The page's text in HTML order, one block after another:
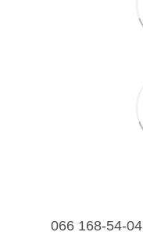
066 168-54-04